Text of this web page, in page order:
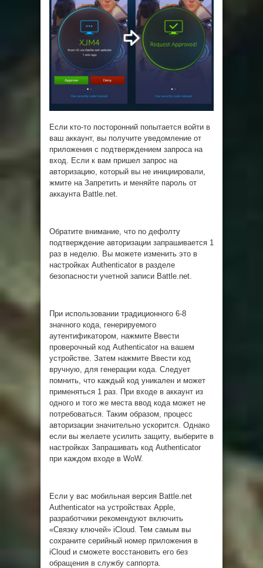
Если кто-то посторонний попытается войти в
ваш аккаунт, вы получите уведомление от
приложения с подтверждением запроса на
вход. Если к вам пришел запрос на
авторизацию, который вы не инициировали,
жмите на Запретить и меняйте пароль от
аккаунта Battle.net.
Обратите внимание, что по дефолту
подтверждение авторизации запрашивается 1
раз в неделю. Вы можете изменить это в
настройках Authenticator в разделе
безопасности учетной записи Battle.net.
При использовании традиционного 6-8
значного кода, генерируемого
аутентификатором, нажмите Ввести
проверочный код Authenticator на вашем
устройстве. Затем нажмите Ввести код
вручную, для генерации кода. Следует
помнить, что каждый код уникален и может
применяться 1 раз. При входе в аккаунт из
одного и того же места ввод кода может не
потребоваться. Таким образом, процесс
авторизации значительно ускорится. Однако
если вы желаете усилить защиту, выберите в
настройках Запрашивать код Authenticator
при каждом входе в WoW.
Если у вас мобильная версия Battle.net
Authenticator на устройствах Apple,
разработчики рекомендуют включить
«Связку ключей» iCloud. Тем самым вы
сохраните серийный номер приложения в
iCloud и сможете восстановить его без
обращения в службу саппорта.